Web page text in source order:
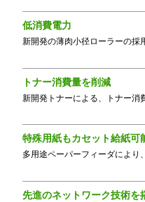
低消費電力
新開発の薄肉小径ローラーの採
トナー消費量を削減
新開発トナーによる、トナー消
特殊用紙もカセット給紙可
多用途ペーパーフィーダにより
先進のネットワーク技術を